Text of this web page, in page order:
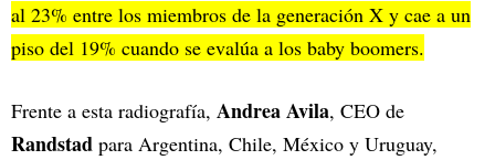
al 23% entre los miembros de la generación X y cae a un
piso del 19% cuando se evalúa a los baby boomers.
Frente a esta radiografía, Andrea Avila, CEO de
Randstad para Argentina, Chile, México y Uruguay,